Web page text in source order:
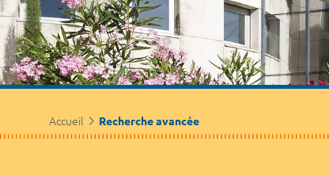
Accueil Recherche avancée